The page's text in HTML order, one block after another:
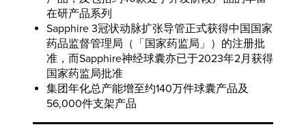
在研产品系列
Sapphire 3冠状动脉扩张导管正式获得中国国家
药品监督管理局（「国家药监局」）的注册批
准，而Sapphire神经球囊亦已于2023年2月获得
国家药监局批准
集团年化总产能增至约140万件球囊产品及
56,000件支架产品